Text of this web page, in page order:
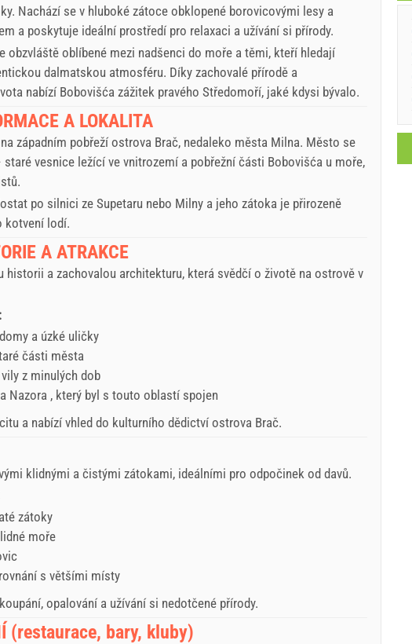
Nachází se v hluboké zátoce obklopené borovicovými lesy a
a poskytuje ideální prostředí pro relaxaci a užívání si přírody.
obzvláště oblíbené mezi nadšenci do moře a těmi, kteří hledají
dalmatskou atmosféru. Díky zachovalé přírodě a
nabízí Bobovišća zážitek pravého Středomoří, jaké kdysi bývalo.
A LOKALITA
západním pobřeží ostrova Brač, nedaleko města Milna. Město se
vesnice ležící ve vnitrozemí a pobřežní části Bobovišća u moře,
po silnici ze Supetaru nebo Milny a jeho zátoka je přirozeně
kotvení lodí.
A ATRAKCE
historii a zachovalou architekturu, která svědčí o životě na ostrově v
a úzké uličky
části města
z minulých dob
Nazora , který byl s touto oblastí spojen
a nabízí vhled do kulturního dědictví ostrova Brač.
klidnými a čistými zátokami, ideálními pro odpočinek od davů.
zátoky
moře
s většími místy
opalování a užívání si nedotčené přírody.
(restaurace, bary, kluby)